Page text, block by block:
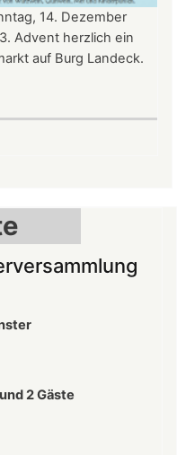
14. Dezember
Advent herzlich ein
auf Burg Landeck.
2 Gäste